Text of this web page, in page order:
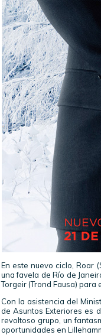
En este nuevo ciclo, Roar
una favela de Río de
Torgeir (Trond Fausa) para
Con la asistencia del
de Asuntos Exteriores es
revoltoso grupo, un
oportunidades en